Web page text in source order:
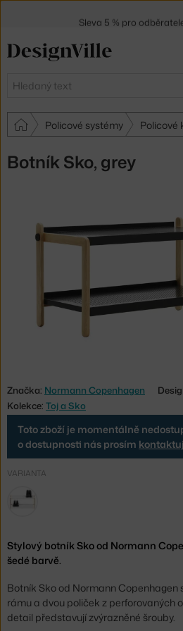
Hledat
Policové systémy Policové
Botník Sko, grey
Značka: Normann Copenhagen
Kolekce: Toj a Sko
Toto zboží je momentálně
o dostupnosti nás prosím
VARIANTA
Stylový botník Sko od Normann
šedé barvě.
Botník Sko od Normann Copenhagen
rámu a dvou poliček z perforovaných
detail představují zvýrazněné šrouby.
30 dní na